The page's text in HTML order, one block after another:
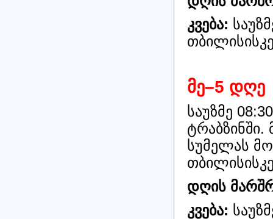
კვება:
მე–5 დღე
საუზმე
ტრაბზინში.
სუმელას
დღის
კვება: